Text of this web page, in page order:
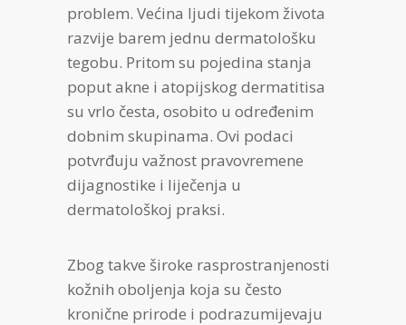
problem. Većina ljudi tijekom života
razvije barem jednu dermatološku
tegobu. Pritom su pojedina stanja
poput akne i atopijskog dermatitisa
su vrlo česta, osobito u određenim
dobnim skupinama. Ovi podaci
potvrđuju važnost pravovremene
dijagnostike i liječenja u
dermatološkoj praksi.
Zbog takve široke rasprostranjenosti
kožnih oboljenja koja su često
kronične prirode i podrazumijevaju